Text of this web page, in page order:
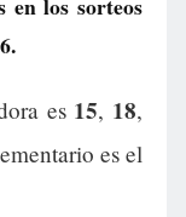
es 15, 18,
es el